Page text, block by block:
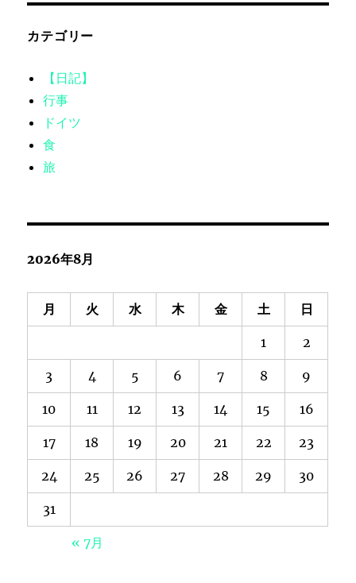
カテゴリー
【日記】
行事
ドイツ
食
旅
2026年8月
月 火 水 木 金 土 日
1 2
3 4 5 6 7 8 9
10 11 12 13 14 15 16
17 18 19 20 21 22 23
24 25 26 27 28 29 30
31
« 7月